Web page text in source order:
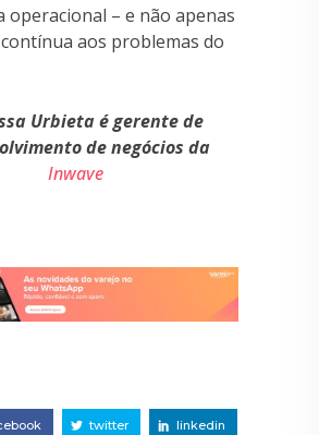
operacional – e não apenas
aos problemas do
Urbieta é gerente de
de negócios da
Inwave
twitter linkedin